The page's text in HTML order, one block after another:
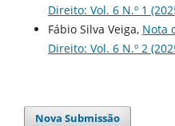
Direito: Vol. 6 N.º 1
Fábio Silva Veiga, Nota
Direito: Vol. 6 N.º 2
Nova Submissão